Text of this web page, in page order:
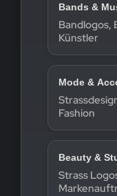
Bands &
Bandlogos,
Künstler
Mode &
Fashion
Beauty &
Strass